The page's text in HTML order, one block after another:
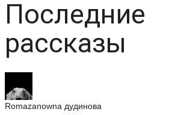
Последние
рассказы
Romazanowna дудинова